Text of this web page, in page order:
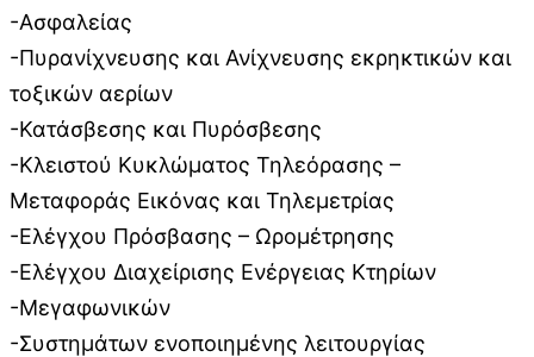
-Ασφαλείας
-Πυρανίχνευσης και Ανίχνευσης εκρηκτικών και
τοξικών αερίων
-Κατάσβεσης και Πυρόσβεσης
-Κλειστού Κυκλώματος Τηλεόρασης –
Μεταφοράς Εικόνας και Τηλεμετρίας
-Ελέγχου Πρόσβασης – Ωρομέτρησης
-Ελέγχου Διαχείρισης Ενέργειας Κτηρίων
-Μεγαφωνικών
-Συστημάτων ενοποιημένης λειτουργίας